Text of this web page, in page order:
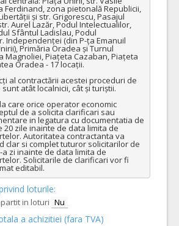
Ferdinand, zona pietonală Republicii,
și str. Grigorescu, Pasajul
Aurel Lazăr, Podul Intelectualilor,
Sfântul Ladislau, Podul
Independenței (din P-ța Emanuil
Primăria Oradea și Turnul
Magnoliei, Piațeta Cazaban, Piațeta
Oradea - 17 locații.
al contractării acestei proceduri de
atât localnicii, cât și turiștii.
care orice operator economic
de a solicita clarificari sau
in legatura cu documentatia de
20 zile inainte de data limita de
Autoritatea contractanta va
clar si complet tuturor solicitarilor de
a zi inainte de data limita de
Solicitarile de clarificari vor fi
editabil.
loturile:
in loturi Nu
a achizitiei (fara TVA)